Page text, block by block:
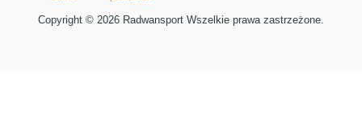
Copyright © 2026 Radwansport Wszelkie prawa zastrzeżone.